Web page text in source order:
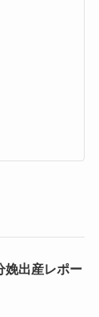
娩出産レポー